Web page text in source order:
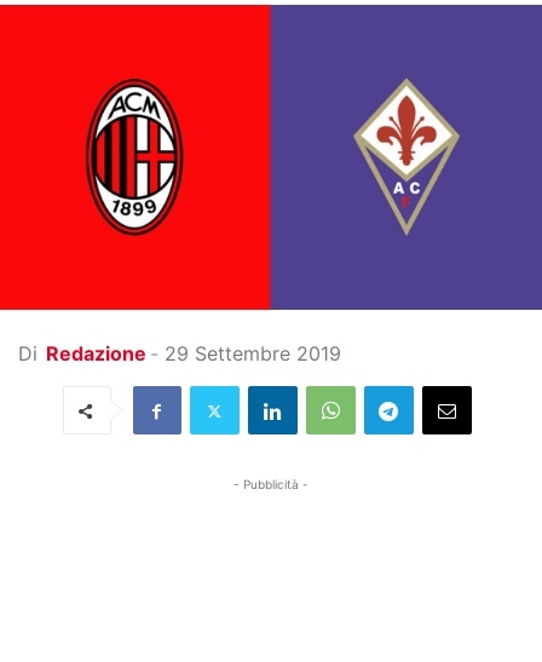
Di Redazione - 29 Settembre 2019
- Pubblicità -